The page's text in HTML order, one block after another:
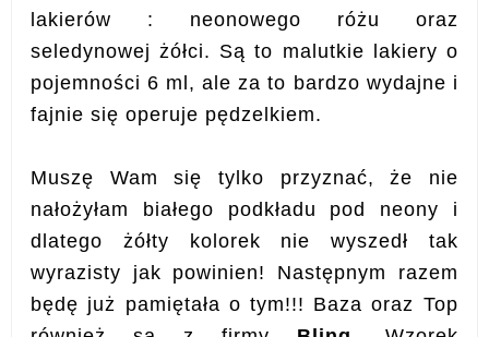
lakierów : neonowego różu oraz
seledynowej żółci. Są to malutkie lakiery o
pojemności 6 ml, ale za to bardzo wydajne i
fajnie się operuje pędzelkiem.
Muszę Wam się tylko przyznać, że nie
nałożyłam białego podkładu pod neony i
dlatego żółty kolorek nie wyszedł tak
wyrazisty jak powinien! Następnym razem
będę już pamiętała o tym!!! Baza oraz Top